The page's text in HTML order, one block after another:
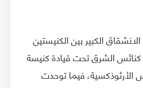
الكبير بين الكنيستين
كنائس الشرق تحت قيادة كنيسة
الأرثوذكسية، فيما توحدت